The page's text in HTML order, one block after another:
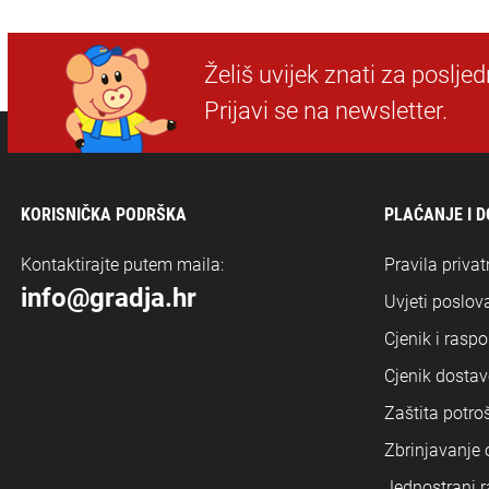
Želiš uvijek znati za
Prijavi se na newsletter.
KORISNIČKA PODRŠKA
Kontaktirajte putem maila:
info@gradja.hr
PLAĆANJE I
Pravila
Uvjeti
Cjenik i
Cjenik
Zaštita
Zbrinjavanje